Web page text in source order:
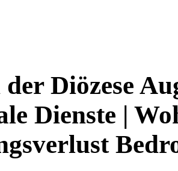
Diözese
Dienste |